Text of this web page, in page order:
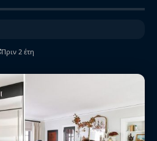
Πριν 2 έτη